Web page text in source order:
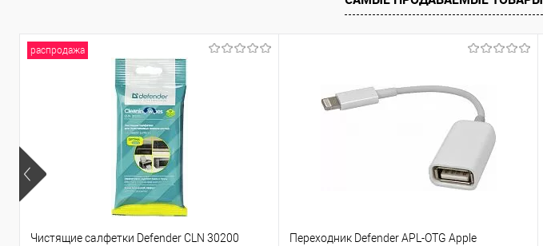
распродажа
Чистящие салфетки Defender CLN 30200
Переходник Defender APL-OTG Apple